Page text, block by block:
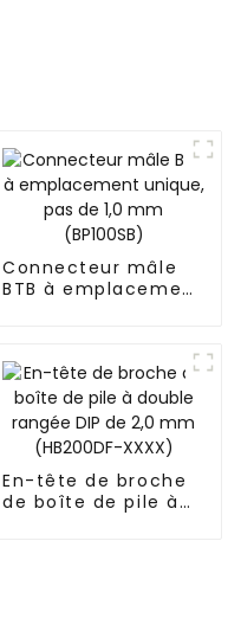
Connecteur mâle
BTB à emplacement
En-tête de broche
de boîte de pile à